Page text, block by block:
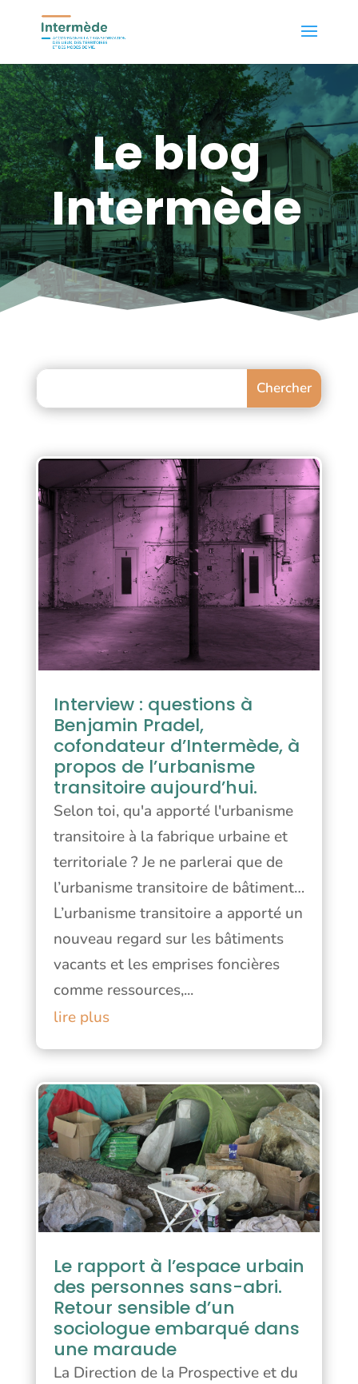
Le blog
Intermède
Interview : questions à
Benjamin Pradel,
cofondateur d’Intermède, à
propos de l’urbanisme
transitoire aujourd’hui.
Selon toi, qu'a apporté l'urbanisme
transitoire à la fabrique urbaine et
territoriale ? Je ne parlerai que de
l’urbanisme transitoire de bâtiment…
L’urbanisme transitoire a apporté un
nouveau regard sur les bâtiments
vacants et les emprises foncières
comme ressources,...
lire plus
Le rapport à l’espace urbain
des personnes sans-abri.
Retour sensible d’un
sociologue embarqué dans
une maraude
La Direction de la Prospective et du